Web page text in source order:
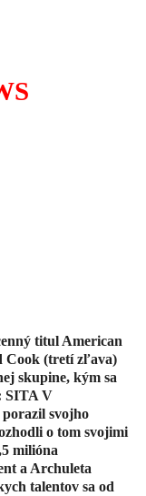
titul American
Cook (tretí zľava)
skupine, kým sa
SITA V
svojho
o tom svojimi
milióna
a Archuleta
talentov sa od